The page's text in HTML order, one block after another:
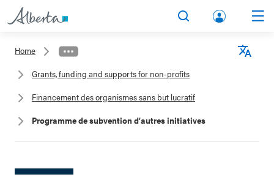
lbert
Home
Grants, funding and supports for non-profits
Financement des organismes sans but lucratif
Programme de subvention d’autres initiatives